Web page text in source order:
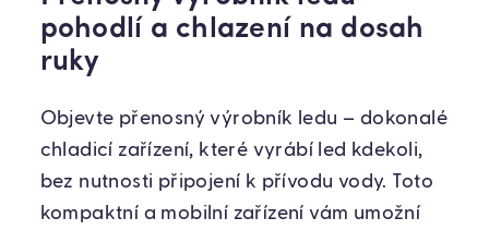
pohodlí a chlazení na dosah
ruky
Objevte přenosný výrobník ledu – dokonalé
chladicí zařízení, které vyrábí led kdekoli,
bez nutnosti připojení k přívodu vody. Toto
kompaktní a mobilní zařízení vám umožní